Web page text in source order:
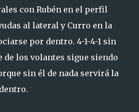
con Rubén en el perfil
al lateral y Curro en la
por dentro. 4-1-4-1 sin
de los volantes sigue siendo
sin él de nada servirá la